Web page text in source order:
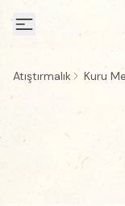
Atıştırmalık Kuru